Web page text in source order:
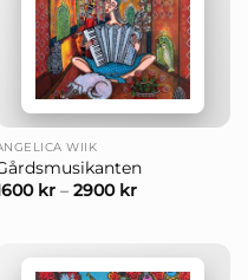
WIIK
kr– 2900 kr